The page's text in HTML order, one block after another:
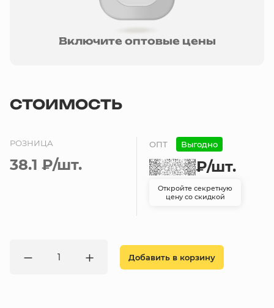
Включите оптовые цены
СТОИМОСТЬ
РОЗНИЦА
38.1 ₽/шт.
ОПТ Выгодно
₽/шт.
Откройте секретную
цену со скидкой
Добавить в корзину